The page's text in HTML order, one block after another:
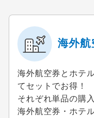
海外
海外航空券とホテ
てセットでお得！
それぞれ単品の購
海外航空券・ホテ